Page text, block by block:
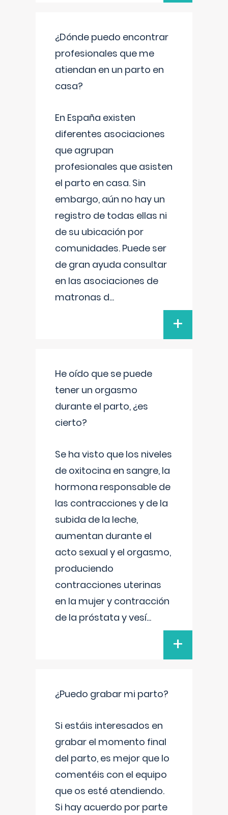
¿Dónde puedo encontrar
profesionales que me
atiendan en un parto en
casa?
En España existen
diferentes asociaciones
que agrupan
profesionales que asisten
el parto en casa. Sin
embargo, aún no hay un
registro de todas ellas ni
de su ubicación por
comunidades. Puede ser
de gran ayuda consultar
en las asociaciones de
matronas d...
+
He oído que se puede
tener un orgasmo
durante el parto, ¿es
cierto?
Se ha visto que los niveles
de oxitocina en sangre, la
hormona responsable de
las contracciones y de la
subida de la leche,
aumentan durante el
acto sexual y el orgasmo,
produciendo
contracciones uterinas
en la mujer y contracción
de la próstata y vesí...
+
¿Puedo grabar mi parto?
Si estáis interesados en
grabar el momento final
del parto, es mejor que lo
comentéis con el equipo
que os esté atendiendo.
Si hay acuerdo por parte